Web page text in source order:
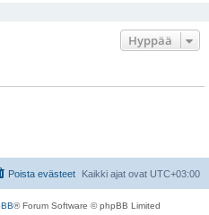
Hyppää
Kaikki ajat ovat UTC+03:00
Poista evästeet
® Forum Software © phpBB Limited